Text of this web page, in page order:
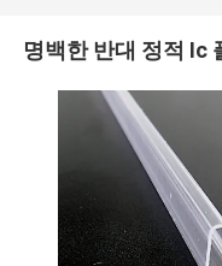
명백한 반대 정적 Ic